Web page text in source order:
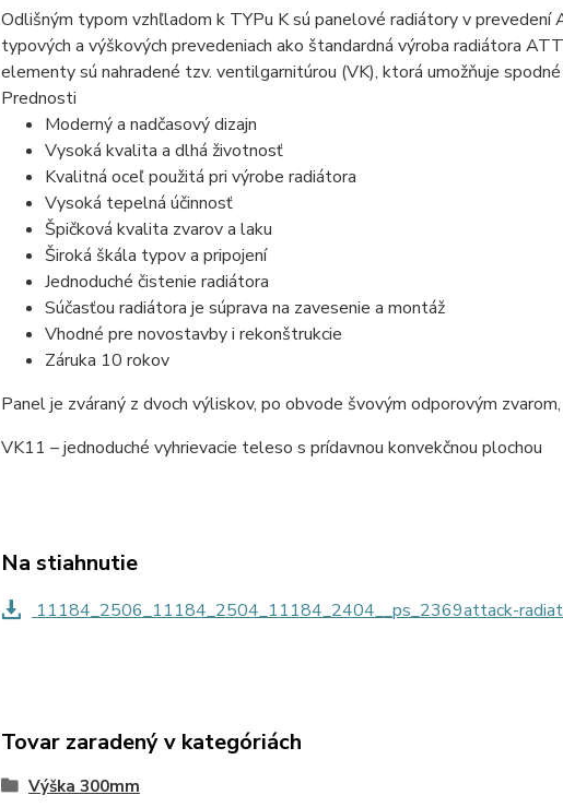
Odlišným typom vzhľladom k TYPu K sú panelové radiátory v
typových a výškových prevedeniach ako štandardná výroba radiátora
elementy sú nahradené tzv. ventilgarnitúrou (VK), ktorá umožňuje
Prednosti
Moderný a nadčasový dizajn
Vysoká kvalita a dlhá životnosť
Kvalitná oceľ použitá pri výrobe radiátora
Vysoká tepelná účinnosť
Špičková kvalita zvarov a laku
Široká škála typov a pripojení
Jednoduché čistenie radiátora
Súčasťou radiátora je súprava na zavesenie a montáž
Vhodné pre novostavby i rekonštrukcie
Záruka 10 rokov
Panel je zváraný z dvoch výliskov, po obvode švovým odporovým
VK11 – jednoduché vyhrievacie teleso s prídavnou konvekčnou plochou
Na stiahnutie
11184_2506_11184_2504_11184_2404__ps_2369attack-
Tovar zaradený v kategóriách
Výška 300mm